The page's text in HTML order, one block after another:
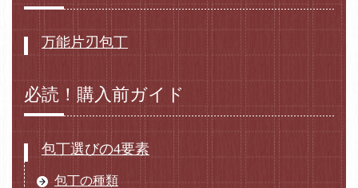
万能片刃包丁
必読！購入前ガイド
包丁選びの4要素
包丁の種類